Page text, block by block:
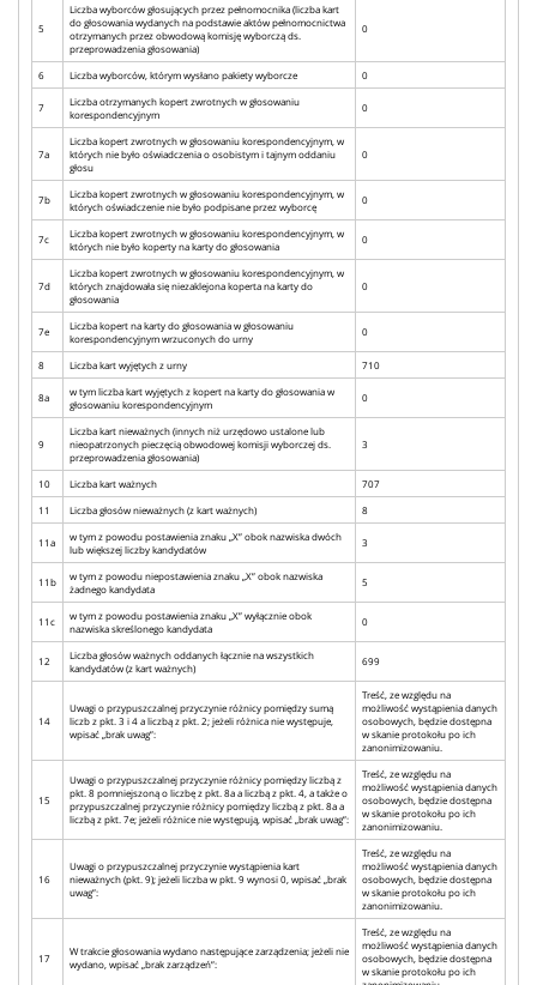
5
Liczba wyborców głosujących przez pełnomocnika (liczba kart
do głosowania wydanych na podstawie aktów pełnomocnictwa
otrzymanych przez obwodową komisję wyborczą ds.
przeprowadzenia głosowania)
0
6 Liczba wyborców, którym wysłano pakiety wyborcze 0
7
Liczba otrzymanych kopert zwrotnych w głosowaniu
korespondencyjnym
0
7a
Liczba kopert zwrotnych w głosowaniu korespondencyjnym, w
których nie było oświadczenia o osobistym i tajnym oddaniu
głosu
0
7b
Liczba kopert zwrotnych w głosowaniu korespondencyjnym, w
których oświadczenie nie było podpisane przez wyborcę
0
7c
Liczba kopert zwrotnych w głosowaniu korespondencyjnym, w
których nie było koperty na karty do głosowania
0
7d
Liczba kopert zwrotnych w głosowaniu korespondencyjnym, w
których znajdowała się niezaklejona koperta na karty do
głosowania
0
7e
Liczba kopert na karty do głosowania w głosowaniu
korespondencyjnym wrzuconych do urny
0
8 Liczba kart wyjętych z urny 710
8a
w tym liczba kart wyjętych z kopert na karty do głosowania w
głosowaniu korespondencyjnym
0
9
Liczba kart nieważnych (innych niż urzędowo ustalone lub
nieopatrzonych pieczęcią obwodowej komisji wyborczej ds.
przeprowadzenia głosowania)
3
10 Liczba kart ważnych
707
11
Liczba głosów nieważnych (z kart ważnych) 8
11a
w tym z powodu postawienia znaku „X” obok nazwiska dwóch
lub większej liczby kandydatów
3
11b
w tym z powodu niepostawienia znaku „X” obok nazwiska
żadnego kandydata
5
11c
w tym z powodu postawienia znaku „X” wyłącznie obok
nazwiska skreślonego kandydata
0
12
Liczba głosów ważnych oddanych łącznie na wszystkich
kandydatów (z kart ważnych)
699
14
Uwagi o przypuszczalnej przyczynie różnicy pomiędzy sumą
liczb z pkt. 3 i 4 a liczbą z pkt. 2; jeżeli różnica nie występuje,
wpisać „brak uwag”:
Treść, ze względu na
możliwość wystąpienia danych
osobowych, będzie dostępna
w skanie protokołu po ich
zanonimizowaniu.
15
Uwagi o przypuszczalnej przyczynie różnicy pomiędzy liczbą z
pkt. 8 pomniejszoną o liczbę z pkt. 8a a liczbą z pkt. 4, a także o
przypuszczalnej przyczynie różnicy pomiędzy liczbą z pkt. 8a a
liczbą z pkt. 7e; jeżeli różnice nie występują, wpisać „brak uwag”:
Treść, ze względu na
możliwość wystąpienia danych
osobowych, będzie dostępna
w skanie protokołu po ich
zanonimizowaniu.
16
Uwagi o przypuszczalnej przyczynie wystąpienia kart
nieważnych (pkt. 9); jeżeli liczba w pkt. 9 wynosi 0, wpisać „brak
uwag”:
Treść, ze względu na
możliwość wystąpienia danych
osobowych, będzie dostępna
w skanie protokołu po ich
zanonimizowaniu.
17
W trakcie głosowania wydano następujące zarządzenia; jeżeli nie
wydano, wpisać „brak zarządzeń”:
Treść, ze względu na
możliwość wystąpienia danych
osobowych, będzie dostępna
w skanie protokołu po ich